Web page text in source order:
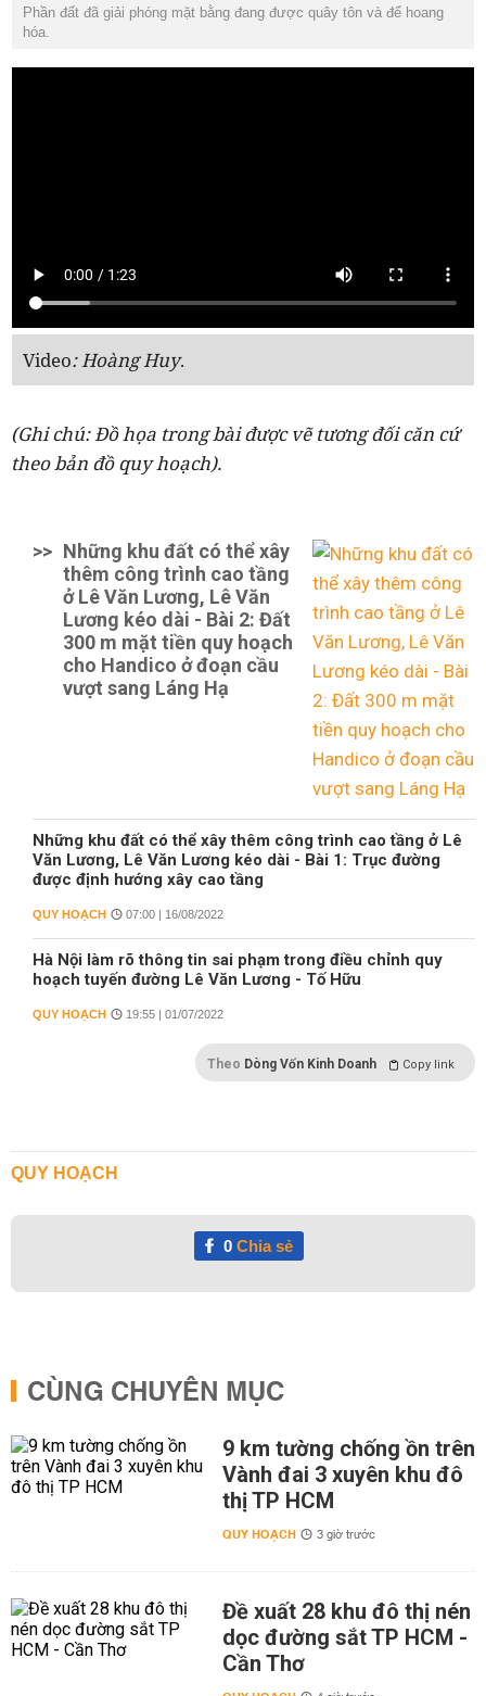
Phần đất đã giải phóng mặt bằng đang được quây tôn và để hoang
hóa.
Video: Hoàng Huy.
(Ghi chú: Đồ họa trong bài được vẽ tương đối căn cứ
theo bản đồ quy hoạch).
>> Những khu đất có thể xây
thêm công trình cao tầng
ở Lê Văn Lương, Lê Văn
Lương kéo dài - Bài 2: Đất
300 m mặt tiền quy hoạch
cho Handico ở đoạn cầu
vượt sang Láng Hạ
Những khu đất có thể xây thêm công trình cao tầng ở Lê
Văn Lương, Lê Văn Lương kéo dài - Bài 1: Trục đường
được định hướng xây cao tầng
QUY HOẠCH 07:00 | 16/08/2022
Hà Nội làm rõ thông tin sai phạm trong điều chỉnh quy
hoạch tuyến đường Lê Văn Lương - Tố Hữu
QUY HOẠCH 19:55 | 01/07/2022
Theo Dòng Vốn Kinh Doanh Copy link
QUY HOẠCH
0Chia sẻ
CÙNG CHUYÊN MỤC
9 km tường chống ồn trên
Vành đai 3 xuyên khu đô
thị TP HCM
QUY HOẠCH 3 giờ trước
Đề xuất 28 khu đô thị nén
dọc đường sắt TP HCM -
Cần Thơ